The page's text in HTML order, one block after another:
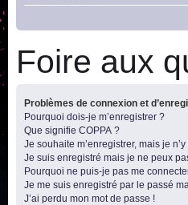
Foire aux
Problèmes de connexion et
Pourquoi dois-je m’enregistrer ?
Que signifie COPPA ?
Je souhaite m’enregistrer, mais je
Je suis enregistré mais je ne peux
Pourquoi ne puis-je pas me
Je me suis enregistré par le passé
J’ai perdu mon mot de passe !